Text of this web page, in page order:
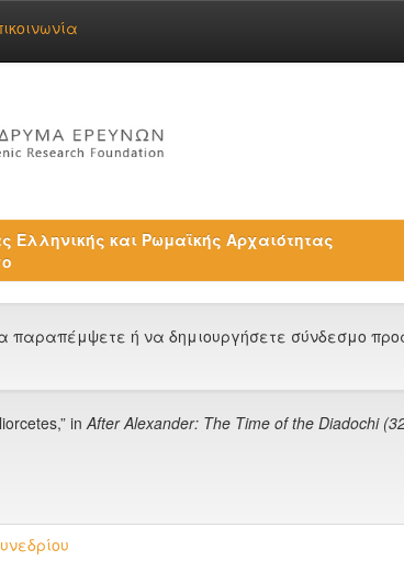
Ελληνικής και Ρωμαϊκής Αρχαιότητας
ή να δημιουργήσετε σύνδεσμο
inAfter Alexander: The Time of the Diadochi